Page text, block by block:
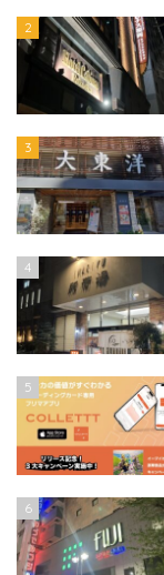
2
3
4
5
6